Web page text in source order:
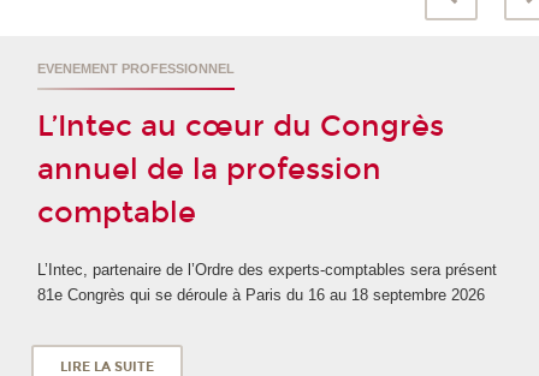
EVENEMENT PROFESSIONNEL
L’Intec au cœur du Congrès
annuel de la profession
comptable
L’Intec, partenaire de l’Ordre des experts-comptables sera présent
81e Congrès qui se déroule à Paris du 16 au 18 septembre 2026
LIRE LA SUITE